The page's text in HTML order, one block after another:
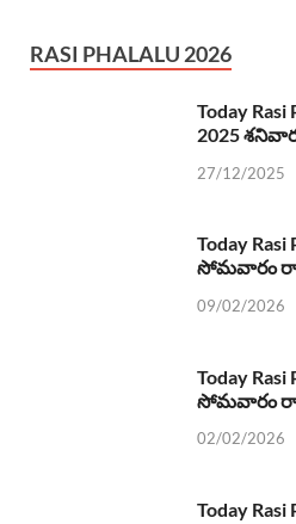
RASI PHALALU 2026
Today Rasi
2025
27/12/2025
Today Rasi
సోమవారం
09/02/2026
Today Rasi
సోమవారం
02/02/2026
Today Rasi